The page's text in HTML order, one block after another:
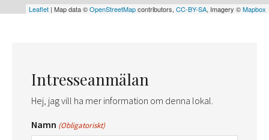
Leaflet | Map data ©OpenStreetMapcontributors, CC-BY-SA, Imagery ©Mapbox
Intresseanmälan
Hej, jag vill ha mer information om denna lokal.
Namn (Obligatoriskt)